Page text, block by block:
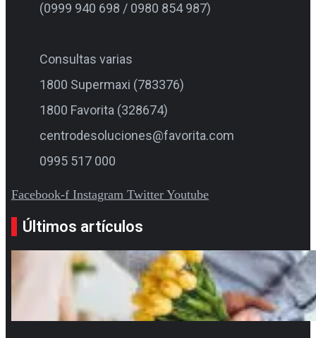
(0999 940 698 / 0980 854 987)
Consultas varias
1800 Supermaxi (783376)
1800 Favorita (328674)
centrodesoluciones@favorita.com
0995 517 000
Facebook-f Instagram Twitter Youtube
Últimos artículos